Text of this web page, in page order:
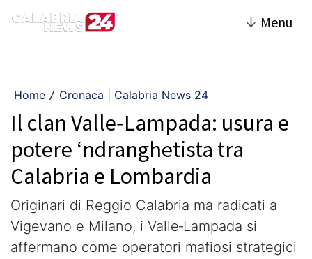
↓ Menu
Home / Cronaca | Calabria News 24
Il clan Valle‑Lampada: usura e
potere ‘ndranghetista tra
Calabria e Lombardia
Originari di Reggio Calabria ma radicati a
Vigevano e Milano, i Valle‑Lampada si
affermano come operatori mafiosi strategici